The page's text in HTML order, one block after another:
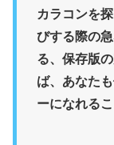
カラコンを
びする際の
る、保存版
ば、あなた
ーになれる